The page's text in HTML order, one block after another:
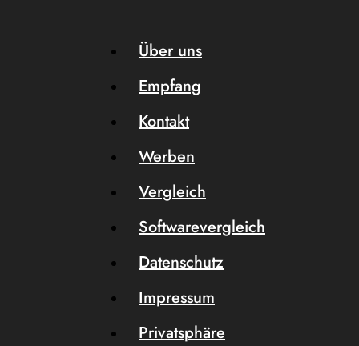
Über uns
Empfang
Kontakt
Werben
Vergleich
Softwarevergleich
Datenschutz
Impressum
Privatsphäre